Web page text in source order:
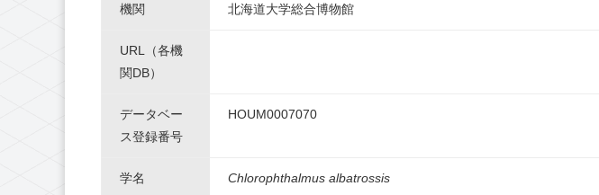
機関 北海道大学総合博物館
URL（各機
関DB）
データベー
ス登録番号
HOUM0007070
学名 Chlorophthalmus albatrossis